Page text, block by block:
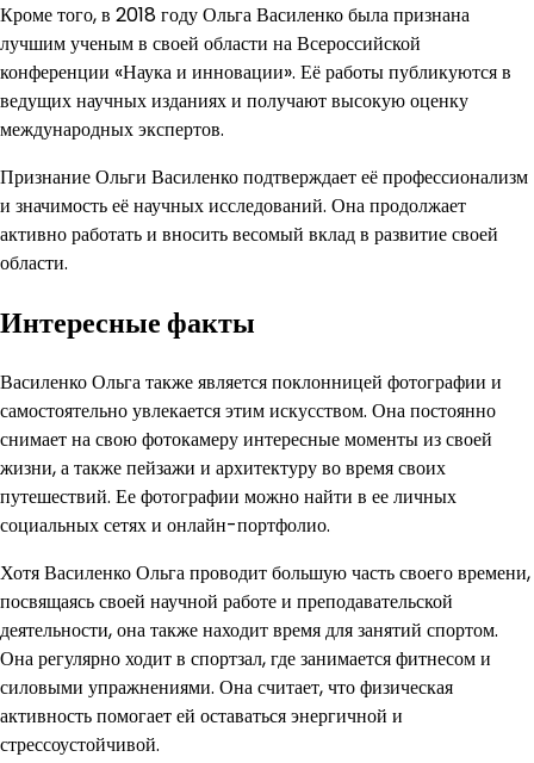
Кроме того, в 2018 году Ольга Василенко была признана
лучшим ученым в своей области на Всероссийской
конференции «Наука и инновации». Её работы публикуются в
ведущих научных изданиях и получают высокую оценку
международных экспертов.
Признание Ольги Василенко подтверждает её профессионализм
и значимость её научных исследований. Она продолжает
активно работать и вносить весомый вклад в развитие своей
области.
Интересные факты
Василенко Ольга также является поклонницей фотографии и
самостоятельно увлекается этим искусством. Она постоянно
снимает на свою фотокамеру интересные моменты из своей
жизни, а также пейзажи и архитектуру во время своих
путешествий. Ее фотографии можно найти в ее личных
социальных сетях и онлайн-портфолио.
Хотя Василенко Ольга проводит большую часть своего времени,
посвящаясь своей научной работе и преподавательской
деятельности, она также находит время для занятий спортом.
Она регулярно ходит в спортзал, где занимается фитнесом и
силовыми упражнениями. Она считает, что физическая
активность помогает ей оставаться энергичной и
стрессоустойчивой.